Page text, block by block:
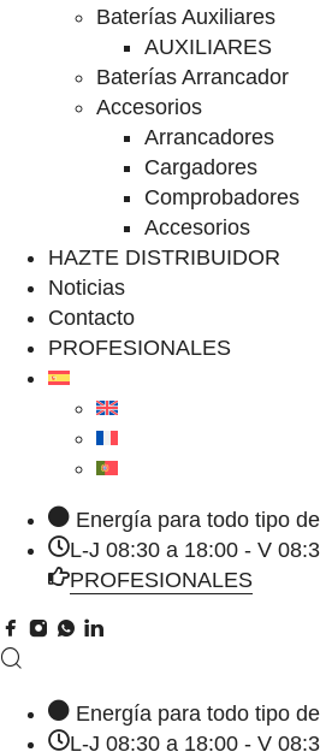
Baterías Auxiliares
AUXILIARES
Baterías Arrancador
Accesorios
Arrancadores
Cargadores
Comprobadores
Accesorios
HAZTE DISTRIBUIDOR
Noticias
Contacto
PROFESIONALES
Energía para todo tipo
L-J 08:30 a 18:00 - V
PROFESIONALES
Energía para todo tipo
L-J 08:30 a 18:00 - V